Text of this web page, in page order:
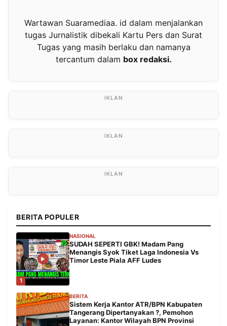
Wartawan Suaramediaa. id dalam menjalankan
tugas Jurnalistik dibekali Kartu Pers dan Surat
Tugas yang masih berlaku dan namanya
tercantum dalam box redaksi.
BERITA POPULER
1
NASIONAL
SUDAH SEPERTI GBK! Madam Pang
Menangis Syok Tiket Laga Indonesia Vs
Timor Leste Piala AFF Ludes
BERITA
Sistem Kerja Kantor ATR/BPN Kabupaten
Tangerang Dipertanyakan ?, Pemohon
Layanan: Kantor Wilayah BPN Provinsi